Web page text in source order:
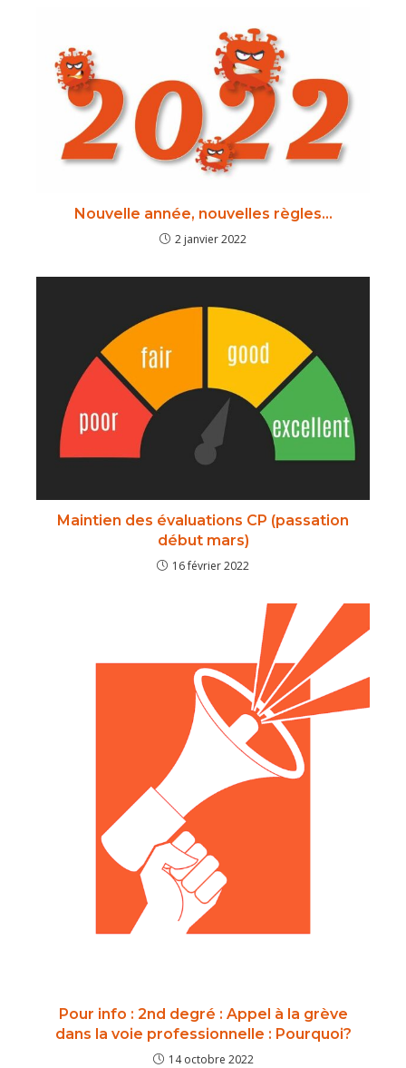
Nouvelle année, nouvelles règles…
2 janvier 2022
Maintien des évaluations CP (passation
début mars)
16 février 2022
Pour info : 2nd degré : Appel à la grève
dans la voie professionnelle : Pourquoi?
14 octobre 2022